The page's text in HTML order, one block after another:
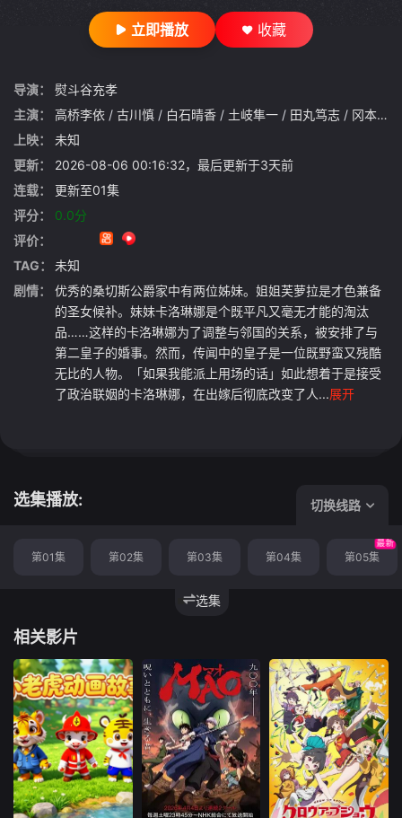
立即播放 收藏
导演：
熨斗谷充孝
主演：
高桥李依 / 古川慎 / 白石晴香 / 土岐隼一 / 田丸笃志 / 冈本信彦
上映：
未知
更新：
2026-08-06 00:16:32，最后更新于3天前
连载：
更新至01集
评分：
0.0分
评价：
TAG：
未知
剧情：
优秀的桑切斯公爵家中有两位姊妹。姐姐芙萝拉是才色兼备
的圣女候补。妹妹卡洛琳娜是个既平凡又毫无才能的淘汰
品……这样的卡洛琳娜为了调整与邻国的关系，被安排了与
第二皇子的婚事。然而，传闻中的皇子是一位既野蛮又残酷
无比的人物。「如果我能派上用场的话」如此想着于是接受
了政治联姻的卡洛琳娜，在出嫁后彻底改变了人...展开
选集播放: 切换线路
选集
第01集 第02集 第03集 第04集 第05集
最新
相关影片